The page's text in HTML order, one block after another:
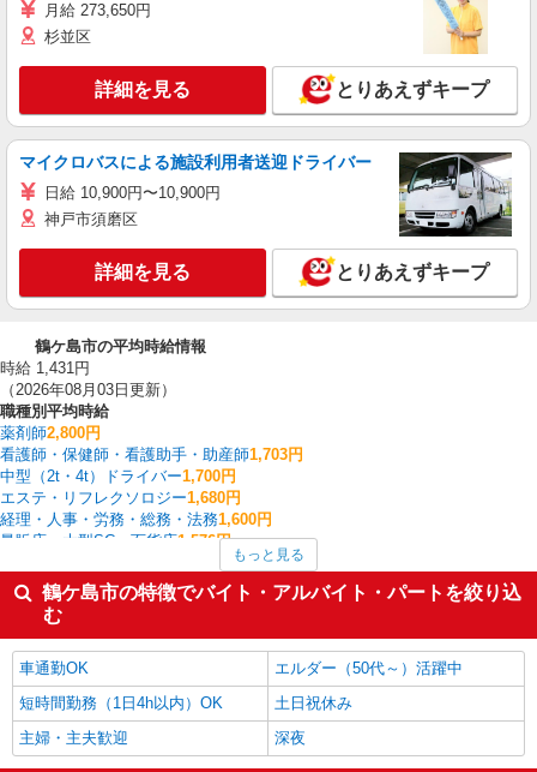
月給 273,650円
杉並区
詳細を見る とりあえずキープ
マイクロバスによる施設利用者送迎ドライバー
日給 10,900円〜10,900円
神戸市須磨区
詳細を見る とりあえずキープ
鶴ケ島市の平均時給情報
時給 1,431円
（2026年08月03日更新）
職種別平均時給
薬剤師2,800円
看護師・保健師・看護助手・助産師1,703円
中型（2t・4t）ドライバー1,700円
エステ・リフレクソロジー1,680円
経理・人事・労務・総務・法務1,600円
量販店・大型SC・百貨店1,576円
介護職・ヘルパー1,514円
保育士・保育補助 1,433円
その他軽作業・製造・物流
鶴ケ島市の他の職種の平均時給を見る
もっと見る
鶴ケ島市の特徴でバイト・アルバイト・パートを絞り込
む
車通勤OK
エルダー（50代～）活躍中
短時間勤務（1日4h以内）OK
土日祝休み
主婦・主夫歓迎
深夜